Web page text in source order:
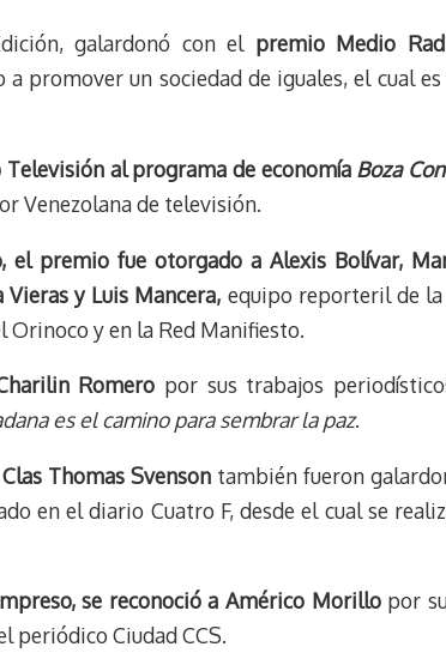
a
e
t
galardonó con el premio Medio
a promover un sociedad de iguales, el cual
al programa de economía Boza
Venezolana de televisión.
el premio fue otorgado a Alexis Bolívar,
Vieras y Luis Mancera, equipo reporteril de
Orinoco y en la Red Manifiesto.
Romero por sus trabajos
es el camino para sembrar la paz.
Thomas Svenson también fueron
en el diario Cuatro F, desde el cual se
se reconoció a Américo Morillopor
periódico Ciudad CCS.